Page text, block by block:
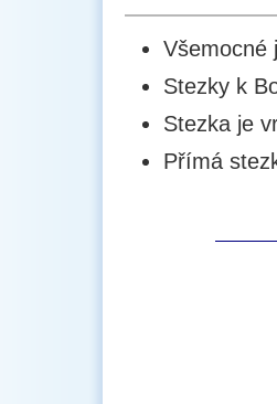
Všemocné
Stezky k
Stezka je
Přímá